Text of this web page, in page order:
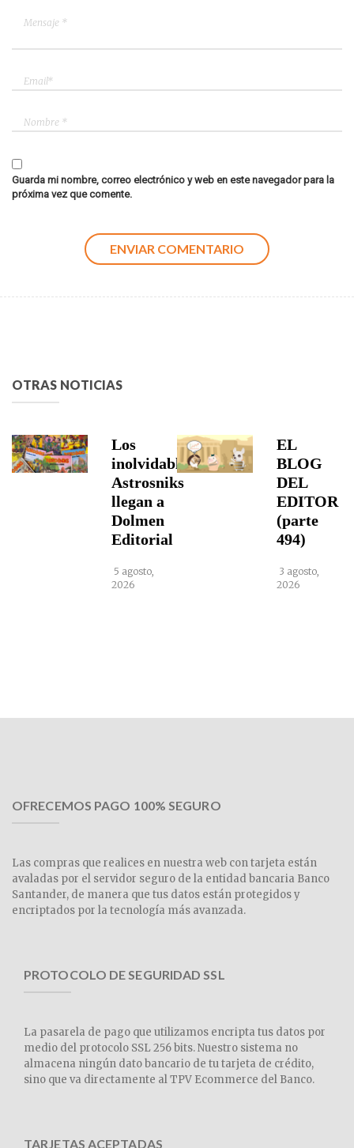
Guarda mi nombre, correo electrónico y web en este navegador para la
próxima vez que comente.
OTRAS NOTICIAS
Los
inolvidables
Astrosniks
llegan a
Dolmen
Editorial
5 agosto,
2026
EL
BLOG
DEL
EDITOR
(parte
494)
3 agosto,
2026
OFRECEMOS PAGO 100% SEGURO
Las compras que realices en nuestra web con tarjeta están
avaladas por el servidor seguro de la entidad bancaria Banco
Santander, de manera que tus datos están protegidos y
encriptados por la tecnología más avanzada.
PROTOCOLO DE SEGURIDAD SSL
La pasarela de pago que utilizamos encripta tus datos por
medio del protocolo SSL 256 bits. Nuestro sistema no
almacena ningún dato bancario de tu tarjeta de crédito,
sino que va directamente al TPV Ecommerce del Banco.
TARJETAS ACEPTADAS